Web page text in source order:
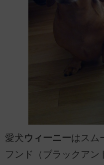
愛犬ウィーニーはスム
フンド（ブラックアン